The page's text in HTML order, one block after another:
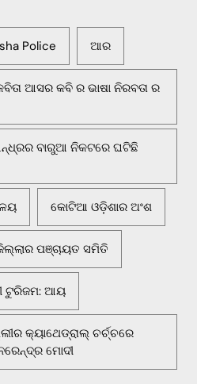
Police ଆର
ଆସର କବି ର ଭାଷା ନିରବତା ର
ବାରୁଆ ନିକଟରେ ଘଟିଛି
କୋଟିଆ ଓଡ଼ିଶାର ଅଂଶ
ପଞ୍ଚାୟତ ସମିତି
ଟୁରିଜମ: ଆୟ
କ୍ୟାଥେଡ୍ରାଲ୍ ଚର୍ଚ୍ଚରେ
ମୋଦୀ